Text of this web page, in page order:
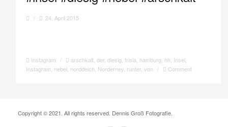
/ 24. April 2015
Instagram / arschkalt, der, diesig frisia hamburg hh Insel,
Instagram nebel, norddeich Norderney, runter, von / Comment
Copyright © 2021. All rights reserved. Dennis Groß Fotografie.